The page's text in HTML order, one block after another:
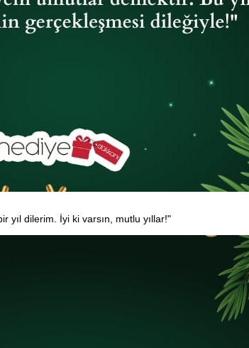
yıl dilerim. İyi ki varsın, mutlu yıllar!"